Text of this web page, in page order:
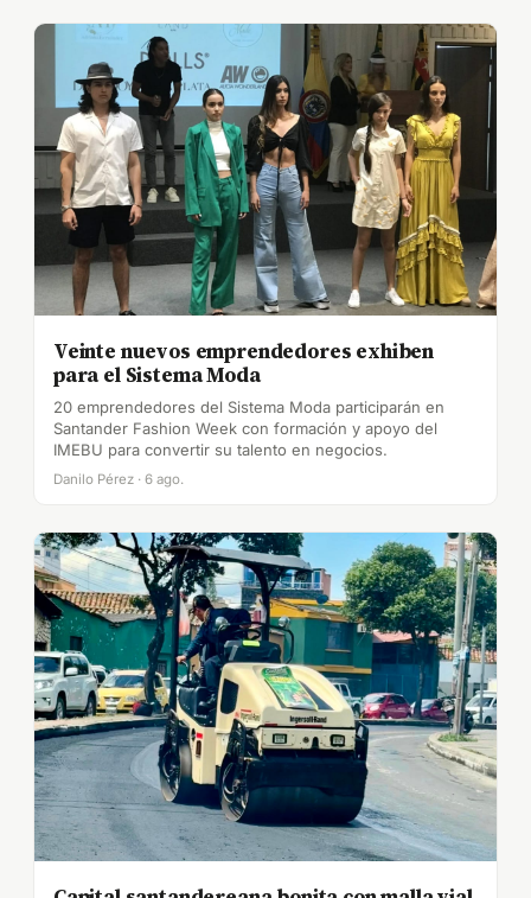
Veinte nuevos emprendedores exhiben
para el Sistema Moda
20 emprendedores del Sistema Moda participarán en
Santander Fashion Week con formación y apoyo del
IMEBU para convertir su talento en negocios.
Danilo Pérez · 6 ago.